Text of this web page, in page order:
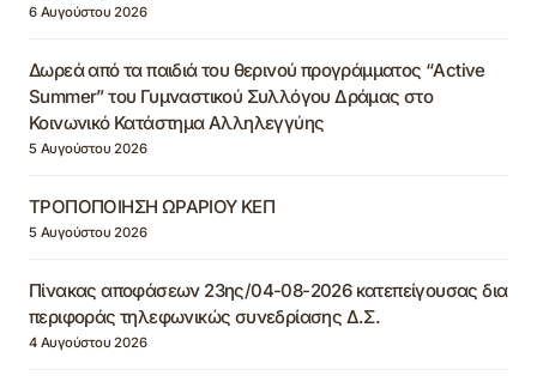
6 Αυγούστου 2026
Δωρεά από τα παιδιά του θερινού προγράμματος “Active
Summer” του Γυμναστικού Συλλόγου Δράμας στο
Κοινωνικό Κατάστημα Αλληλεγγύης
5 Αυγούστου 2026
ΤΡΟΠΟΠΟΙΗΣΗ ΩΡΑΡΙΟΥ ΚΕΠ
5 Αυγούστου 2026
Πίνακας αποφάσεων 23ης/04-08-2026 κατεπείγουσας δια
περιφοράς τηλεφωνικώς συνεδρίασης Δ.Σ.
4 Αυγούστου 2026